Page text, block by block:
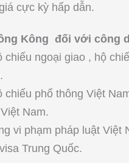
cực kỳ hấp dẫn.
Kông đối với công
chiếu ngoại giao , hộ
chiếu phổ thông Việt
Nam.
vi phạm pháp luật
Trung Quốc.